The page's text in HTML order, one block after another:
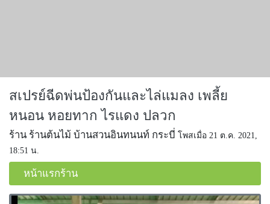
สเปรย์ฉีดพ่นป้องกันและไล่แมลง เพลี้ย
หนอน หอยทาก ไรแดง ปลวก
ร้าน ร้านต้นไม้ บ้านสวนอินทนนท์ กระบี่ โพสเมื่อ 21 ต.ค. 2021,
18:51 น.
หน้าแรกร้าน